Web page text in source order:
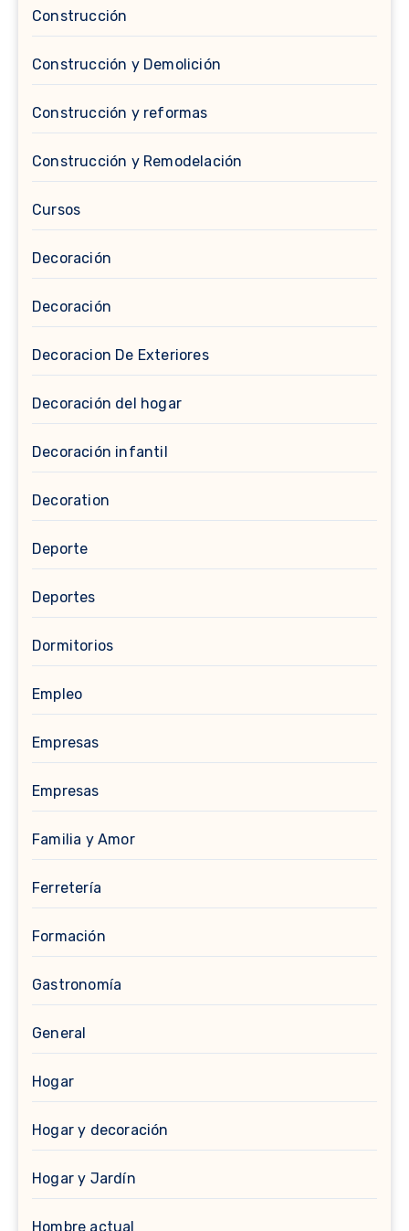
Construcción
Construcción y Demolición
Construcción y reformas
Construcción y Remodelación
Cursos
Decoración
Decoración
Decoracion De Exteriores
Decoración del hogar
Decoración infantil
Decoration
Deporte
Deportes
Dormitorios
Empleo
Empresas
Empresas
Familia y Amor
Ferretería
Formación
Gastronomía
General
Hogar
Hogar y decoración
Hogar y Jardín
Hombre actual